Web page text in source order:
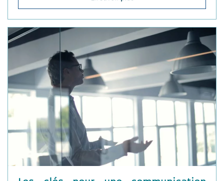
Déroulement de la formation
♦ Élaboration d’une stratégie de communication
efficace : Définir ses objectifs de communication,
Identifier son public cible, Choisir les outils de
communication adaptés, Élaborer un plan de
communication